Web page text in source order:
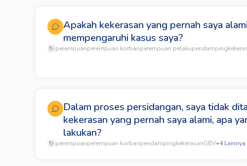
Apakah kekerasan yang pernah saya
mempengaruhi kasus saya?
perempuanperempuan korbanperempuan pelakupendamping
Dalam proses persidangan, saya tidak
kekerasan yang pernah saya alami, apa
lakukan?
perempuanperempuan korbanpendampingkekerasanGBV+4Lainnya